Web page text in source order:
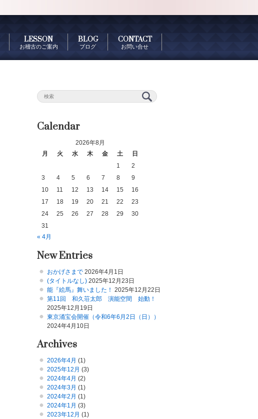
LESSON
お稽古のご案内
BLOG
ブログ
CONTACT
お問い合せ
Calendar
2026年8月
月
火 水 木 金 土
日
1
2
3
4 5 6 7 8
9
10
11 12 13 14 15
16
17
18 19 20 21 22
23
24
25 26 27 28 29
30
31
« 4月
New Entries
おかげさまで 2026年4月1日
(タイトルなし) 2025年12月23日
能『絵馬』舞いました！ 2025年12月22日
第11回 和久荘太郎 演能空間 始動！
2025年12月19日
東京涌宝会開催（令和6年6月2日（日））
2024年4月10日
Archives
2026年4月 (1)
2025年12月 (3)
2024年4月 (2)
2024年3月 (1)
2024年2月 (1)
2024年1月 (3)
2023年12月 (1)